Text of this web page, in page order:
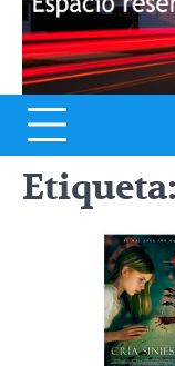
Etiqueta: